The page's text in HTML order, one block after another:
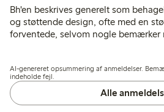
Bh'en beskrives generelt som
og støttende design, ofte med en
forventede, selvom nogle bemærker
kortere stropper. Stoffet er blødt og
formen, mens der lejlighedsvis
stropperne glider, og holdbarheden
AI-genereret opsummering af anmeldelser.
indeholde fejl.
Alle